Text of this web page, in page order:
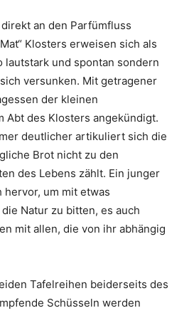
an den Parfümfluss
Klosters erweisen sich als
lautstark und spontan sondern
versunken. Mit getragener
der kleinen
Abt des Klosters angekündigt.
deutlicher artikuliert sich die
Brot nicht zu den
des Lebens zählt. Ein junger
um mit etwas
Natur zu bitten, es auch
mit allen, die von ihr abhängig
Tafelreihen beiderseits des
Schüsseln werden